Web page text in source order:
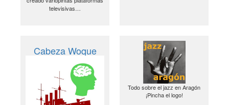
televisivas…
Cabeza Woque
Todo sobre el jazz en Aragón
¡Pincha el logo!